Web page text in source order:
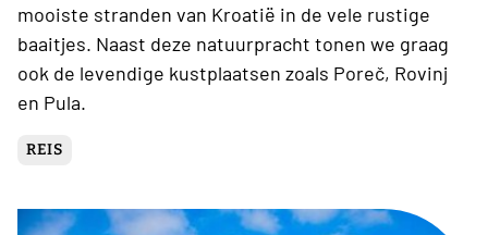
mooiste stranden van Kroatië in de vele rustige
baaitjes. Naast deze natuurpracht tonen we graag
ook de levendige kustplaatsen zoals Poreč, Rovinj
en Pula.
REIS